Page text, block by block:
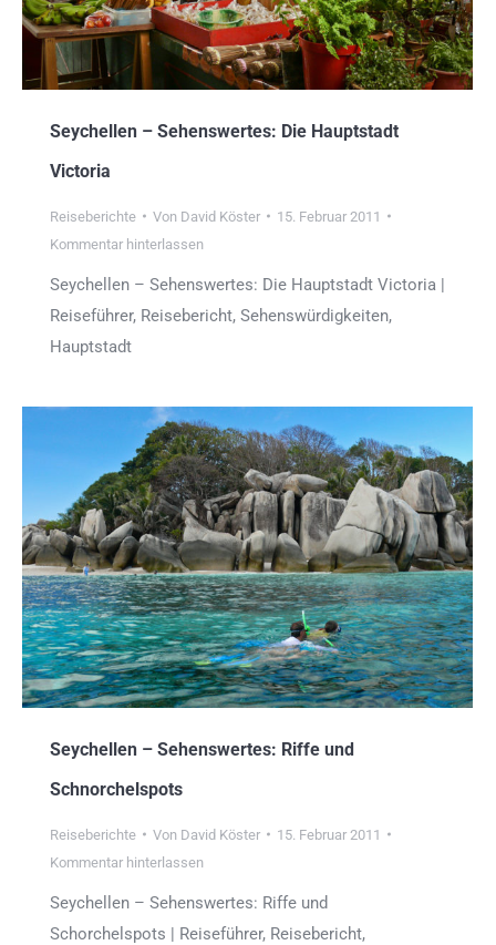
Seychellen – Sehenswertes: Die Hauptstadt
Victoria
Reiseberichte Von David Köster
15. Februar 2011
Kommentar hinterlassen
Seychellen – Sehenswertes: Die Hauptstadt Victoria |
Reiseführer, Reisebericht, Sehenswürdigkeiten,
Hauptstadt
Seychellen – Sehenswertes: Riffe und
Schnorchelspots
Reiseberichte Von David Köster
15. Februar 2011
Kommentar hinterlassen
Seychellen – Sehenswertes: Riffe und
Schorchelspots | Reiseführer, Reisebericht,